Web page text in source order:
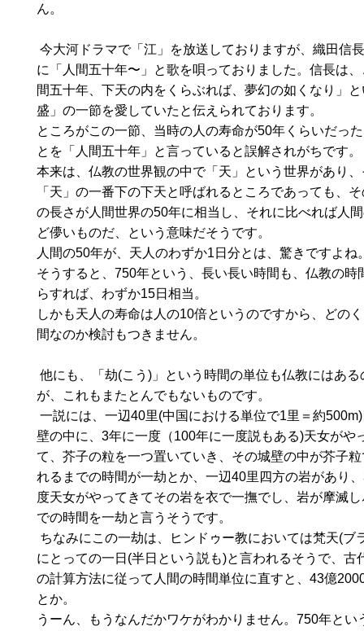
ん。
今大河ドラマで「江」を放送しておりますが、織田信
に「人間五十年〜」と歌を唄っておりました。信長は
間五十年、下天の内をくらぶれば、夢幻の如くなり」
盛」の一節を愛していたと伝えられております。
ところがこの一節、当時の人の寿命が50年くらいだっ
とを「人間五十年」と言っていると誤解されがちです。
本来は、仏教の世界観の中で「天」という世界があり
「天」の一番下の下天と呼ばれるところであっても、
の長さが人間世界の50年に相当し、それに比べれば人
ど儚いものだ、という意味だそうです。
人間の50年が、天人のわずか1日分とは、驚きですよね
そうすると、750年という、長い長い時間も、仏教の時
らすれば、わずか15日相当。
しかも天人の寿命は人の10倍というのですから、どの
間なのか検討もつきません。
他にも、「劫(こう)」という時間の単位も仏教にはある
が、これもまたとんでもないものです。
一説には、一辺40里(中国における単位で1里＝約
壁の中に、3年に一度（100年に一度説もある)天女がや
て、芥子の粒を一つ置いていき、その城壁の中が芥子
れるまでの時間が一劫とか、一辺40里四方の岩があり
度天女がやってきてその岩を衣で一撫でし、岩が摩滅
での時間を一劫と言うそうです。
ちなみにこの一劫は、ヒンドゥー教においては梵天(ブ
にとっての一日(半日という説も)と言われるそうで、古
の計算方法に従って人間の時間単位に直すと、43億
とか。
うーん、もうなんだかワケがわかりません。750年とい